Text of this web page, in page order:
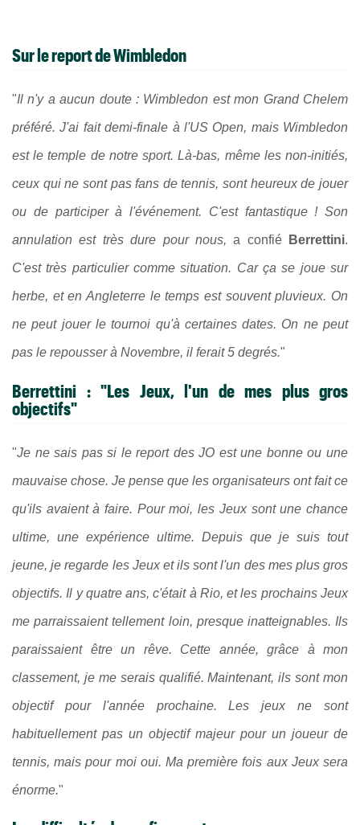
Sur le report de Wimbledon
"Il n'y a aucun doute : Wimbledon est mon Grand Chelem
préféré. J'ai fait demi-finale à l'US Open, mais Wimbledon
est le temple de notre sport. Là-bas, même les non-initiés,
ceux qui ne sont pas fans de tennis, sont heureux de jouer
ou de participer à l'événement. C'est fantastique ! Son
annulation est très dure pour nous,a confié Berrettini.
C'est très particulier comme situation. Car ça se joue sur
herbe, et en Angleterre le temps est souvent pluvieux. On
ne peut jouer le tournoi qu'à certaines dates. On ne peut
pas le repousser à Novembre, il ferait 5 degrés."
Berrettini : "Les Jeux, l'un de mes plus gros
objectifs"
"Je ne sais pas si le report des JO est une bonne ou une
mauvaise chose. Je pense que les organisateurs ont fait ce
qu'ils avaient à faire. Pour moi, les Jeux sont une chance
ultime, une expérience ultime. Depuis que je suis tout
jeune, je regarde les Jeux et ils sont l'un des mes plus gros
objectifs. Il y quatre ans, c'était à Rio, et les prochains Jeux
me parraissaient tellement loin, presque inatteignables. Ils
paraissaient être un rêve. Cette année, grâce à mon
classement, je me serais qualifié. Maintenant, ils sont mon
objectif pour l'année prochaine. Les jeux ne sont
habituellement pas un objectif majeur pour un joueur de
tennis, mais pour moi oui. Ma première fois aux Jeux sera
énorme."